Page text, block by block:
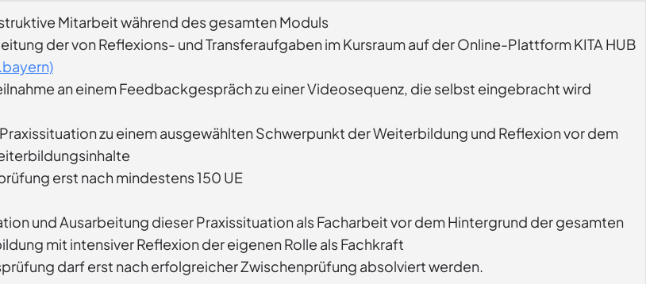
Mitarbeit während des gesamten Moduls
der von Reflexions- und Transferaufgaben im Kursraum auf der Online-Plattform KITA HUB
an einem Feedbackgespräch zu einer Videosequenz, die selbst eingebracht wird
zu einem ausgewählten Schwerpunkt der Weiterbildung und Reflexion vor dem
erst nach mindestens 150 UE
und Ausarbeitung dieser Praxissituation als Facharbeit vor dem Hintergrund der gesamten
mit intensiver Reflexion der eigenen Rolle als Fachkraft
darf erst nach erfolgreicher Zwischenprüfung absolviert werden.